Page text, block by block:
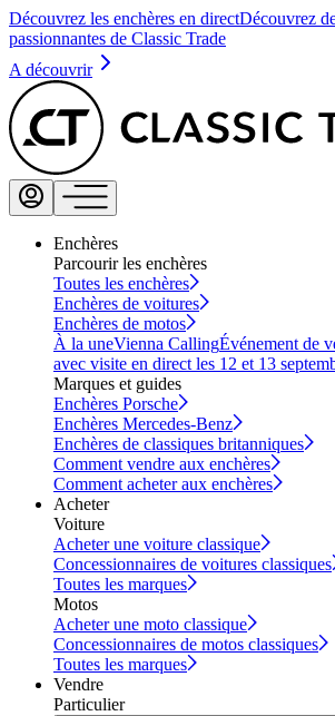
Découvrez les enchères en directDécouvrez
passionnantes de Classic Trade
A découvrir
Enchères
Parcourir les enchères
Toutes les enchères
Enchères de voitures
Enchères de motos
À la uneVienna CallingÉvénement de
avec visite en direct les 12 et 13
Marques et guides
Enchères Porsche
Enchères Mercedes-Benz
Enchères de classiques britanniques
Comment vendre aux enchères
Comment acheter aux enchères
Acheter
Voiture
Acheter une voiture classique
Concessionnaires de voitures classiques
Toutes les marques
Motos
Acheter une moto classique
Concessionnaires de motos classiques
Toutes les marques
Vendre
Particulier